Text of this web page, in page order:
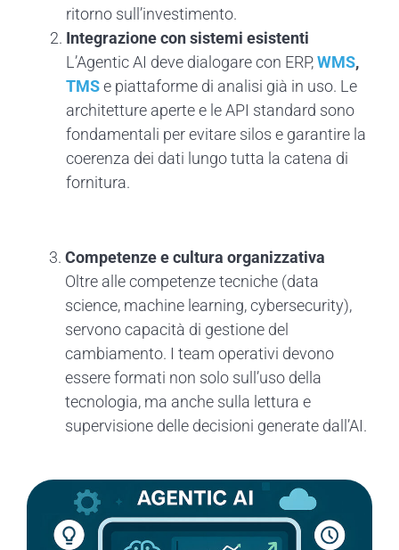
ritorno sull’investimento.
Integrazione con sistemi esistenti
L’Agentic AI deve dialogare con ERP,WMS,
TMSe piattaforme di analisi già in uso. Le
architetture aperte e le API standard sono
fondamentali per evitare silos e garantire la
coerenza dei dati lungo tutta la catena di
fornitura.
Competenze e cultura organizzativa
Oltre alle competenze tecniche (data
science, machine learning, cybersecurity),
servono capacità di gestione del
cambiamento. I team operativi devono
essere formati non solo sull’uso della
tecnologia, ma anche sulla lettura e
supervisione delle decisioni generate dall’AI.